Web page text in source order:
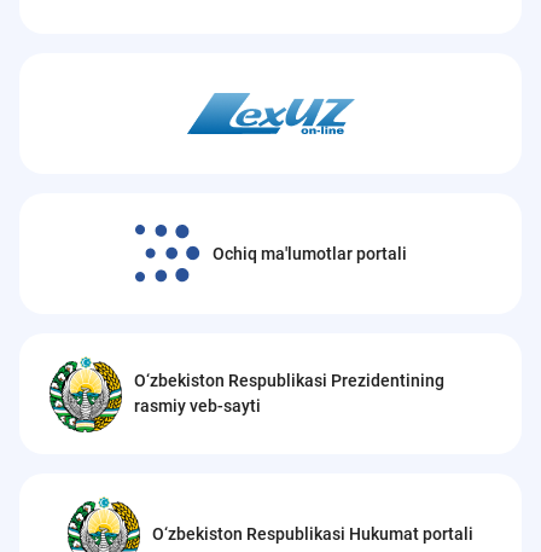
Ochiq ma'lumotlar portali
O‘zbekiston Respublikasi Prezidentining
rasmiy veb-sayti
O‘zbekiston Respublikasi Hukumat portali